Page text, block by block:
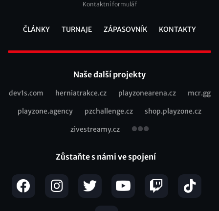
Kontaktní formulář
ČLÁNKY TURNAJE ZÁPASOVNÍK KONTAKTY
Naše další projekty
Recommended
dev1s.com herniatrakce.cz playzonearena.cz mcr.gg
playzone.agency pzchallenge.cz shop.playzone.cz
zivestreamy.cz
Zůstaňte s námi ve spojení